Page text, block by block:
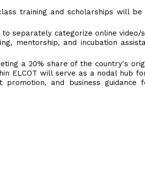
training and scholarships will
separately categorize online video/
mentorship, and incubation
a 20% share of the country's
ELCOT will serve as a nodal hub
and business guidance